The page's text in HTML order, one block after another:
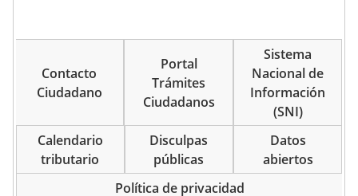
Contacto
Ciudadano
Portal
Trámites
Ciudadanos
Sistema
Nacional de
Información
(SNI)
Calendario
tributario
Disculpas
públicas
Datos
abiertos
Política de privacidad